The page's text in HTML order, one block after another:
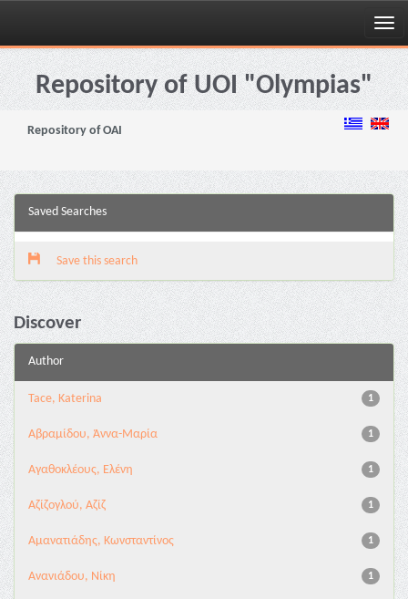
Skip
navigationRepository of UOI "Olympias"
Repository of OAI
Saved Searches
Save this search
Discover
Author
1
Tace, Katerina
1
Αβραμίδου, Άννα-Μαρία
1
Αγαθοκλέους, Ελένη
1
Αζίζογλού, Αζίζ
1
Αμανατιάδης, Κωνσταντίνος
1
Ανανιάδου, Νίκη